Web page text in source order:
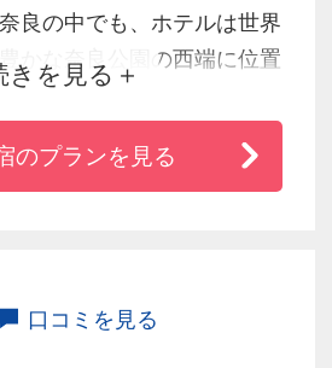
良の中でも、ホテルは世界
かな奈良公園の西端に位置
43室は、奈良の伝統の息遣
る佇まいに、自然と調和す
れています。大正期建築の
した鮨バーなど、至福のご
す。
きを見る
のプランを見る
口コミを見る